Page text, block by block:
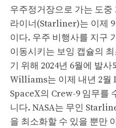
우주정거장으로 가는 도
라이너(Starliner)는 이제
이다. 우주 비행사를 지구
이동시키는 보잉 캡슐의
기 위해 2024년 6월에 발
Williams는 이제 내년 2월
SpaceX의 Crew-9 임무를
니다. NASA는 무인
을 최소화할 수 있을 뿐만